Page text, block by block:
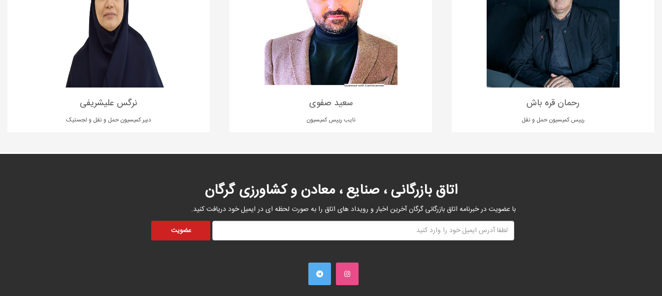
نرگس علیشریفی
دبیر کمیسیون حمل و نقل و لجستیک
سعید صفوی
نایب رییس کمیسیون
رحمان قره باش
رییس کمیسیون حمل و نقل
اتاق بازرگانی ، صنایع ، معادن و کشاورزی گرگان
با عضویت در خبرنامه اتاق بازرگانی گرگان آخرین اخبار و رویداد های اتاق را به صورت لحظه ای در ایمیل خود دریافت کنید.